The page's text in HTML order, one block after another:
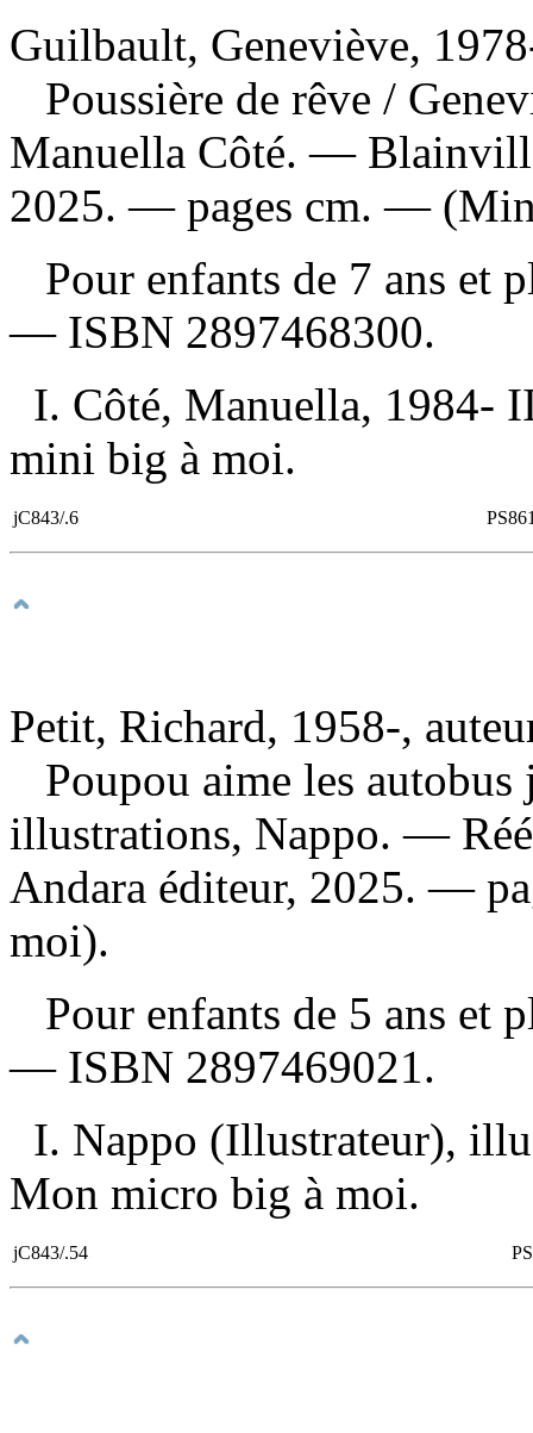
Guilbault, Geneviève,
Poussière de rêve /
Manuella Côté. —
2025. — pages cm. —
Pour enfants de 7 ans et
— ISBN 2897468300.
I. Côté, Manuella,
mini big à moi.
jC843/.6
Petit, Richard, 1958-,
Poupou aime les autobus
illustrations, Nappo. —
Andara éditeur, 2025. —
moi).
Pour enfants de 5 ans et
— ISBN 2897469021.
I. Nappo (Illustrateur),
Mon micro big à moi.
jC843/.54